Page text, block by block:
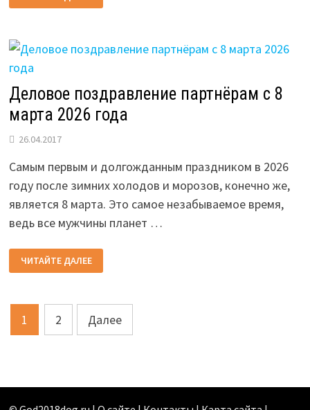
С
В
СТИХАХ
И
ПРОЗЕ
Деловое поздравление партнёрам с 8
марта 2026 года
26.04.2017
Самым первым и долгожданным праздником в 2026
году после зимних холодов и морозов, конечно же,
является 8 марта. Это самое незабываемое время,
ведь все мужчины планет …
ДЕЛОВОЕ
ПОЗДРАВЛЕНИЕ
ПАРТНЁРАМ
МАРТА
2026
ГОДА
ЧИТАЙТЕ ДАЛЕЕ
Пагинация
записей
1 2 Далее